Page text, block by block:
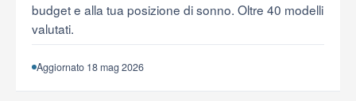
budget e alla tua posizione di sonno. Oltre 40 modelli
valutati.
Aggiornato 18 mag 2026